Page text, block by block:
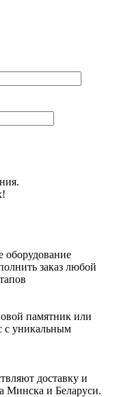
оборудование
заказ любой
памятник или
с уникальным
доставку и
Минска и Беларуси.